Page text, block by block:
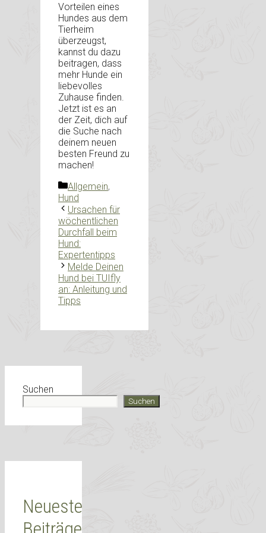
Vorteilen eines
Hundes aus dem
Tierheim
überzeugst,
kannst du dazu
beitragen, dass
mehr Hunde ein
liebevolles
Zuhause finden.
Jetzt ist es an
der Zeit, dich auf
die Suche nach
deinem neuen
besten Freund zu
machen!
Kategorien
Allgemein,
Hund
Ursachen für
wöchentlichen
Durchfall beim
Hund:
Expertentipps
Melde Deinen
Hund bei TUIfly
an: Anleitung und
Tipps
Suchen
Suchen
Neueste